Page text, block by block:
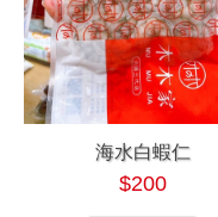
海水白蝦仁
$200